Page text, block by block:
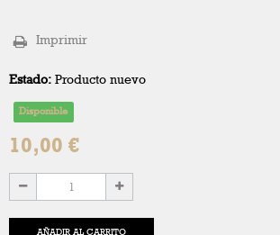
Imprimir
Estado: Producto nuevo
Disponible
10,00 €
AÑADIR AL CARRITO